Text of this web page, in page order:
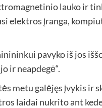
lauko ir
elektros įranga,
pavyko iš jos
ir neapdegė“.
metu galėjęs įvykis ir
laidai nukrito ant